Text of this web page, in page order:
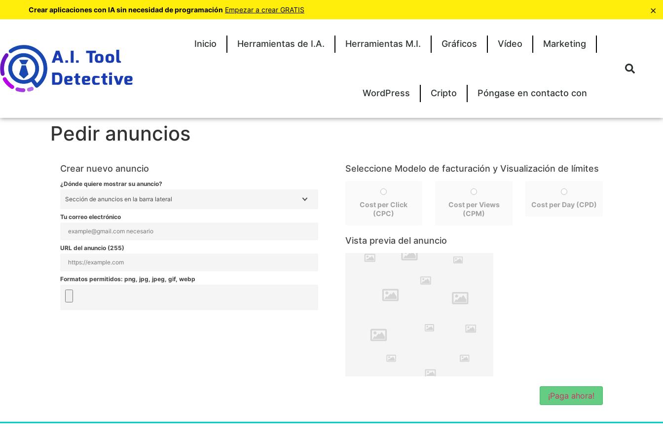
Inicio Herramientas de I.A. Herramientas M.I. Gráficos Vídeo Marketing
WordPress Cripto Póngase en contacto con
Pedir anuncios
Crear nuevo anuncio
¿Dónde quiere mostrar su anuncio?
Tu correo electrónico
URL del anuncio (255)
Formatos permitidos: png, jpg, jpeg, gif, webp
Seleccione Modelo de facturación y Visualización de límites
Cost per Click
(CPC)
Cost per Views
(CPM)
Cost per Day (CPD)
Vista previa del anuncio
¡Paga ahora!
Crear aplicaciones con IA sin necesidad de programación Empezar a crear GRATIS ×